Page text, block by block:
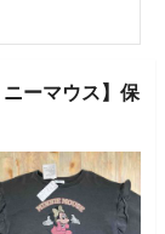
ーマウス】保